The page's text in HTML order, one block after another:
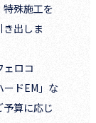
殊施工を
出しま
ェロコ
ドEM」な
算に応じ